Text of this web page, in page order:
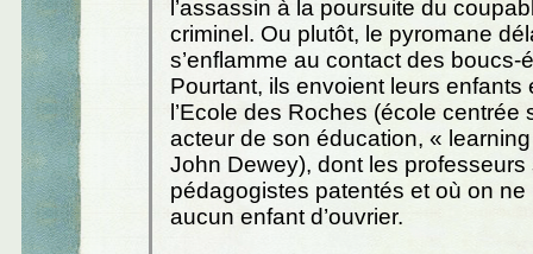
l’assassin à la poursuite du
criminel. Ou plutôt, le pyromane
s’enflamme au contact des boucs-
Pourtant, ils envoient leurs enfants
l’Ecole des Roches (école centrée
acteur de son éducation, «
John Dewey), dont les professeurs
pédagogistes patentés et où on ne
aucun enfant d’ouvrier.